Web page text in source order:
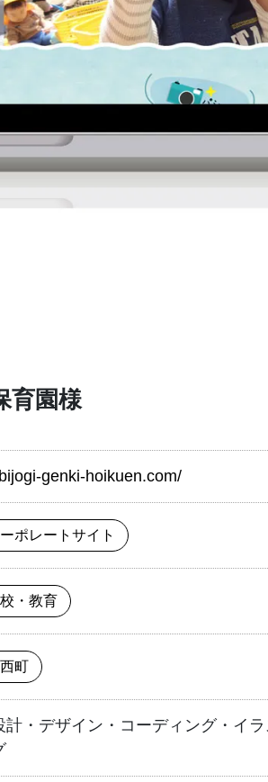
育園様
genki-hoikuen.com/
ポレートサイト
・教育
町
計・デザイン・コーディング・イ